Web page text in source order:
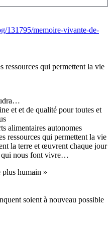
131795/memoire-vivante-de-
ressources qui permettent la vie
et et de qualité pour toutes et
alimentaires autonomes
ressources qui permettent la vie
la terre et œuvrent chaque jour
qui nous font vivre…
plus humain »
soient à nouveau possible